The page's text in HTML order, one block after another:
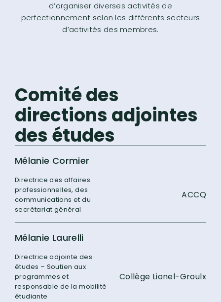
d’organiser diverses activités de
perfectionnement selon les différents secteurs
d’activités des membres.
Comité des
directions adjointes
des études
Mélanie Cormier
Directrice des affaires
professionnelles, des
communications et du
secrétariat général
ACCQ
Mélanie Laurelli
Directrice adjointe des
études – Soutien aux
programmes et
responsable de la mobilité
étudiante
Collège Lionel-Groulx